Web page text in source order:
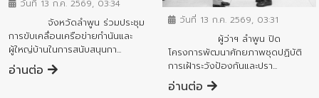
วันที่ 13 ก.ค. 2569, 03:34
จังหวัดลำพูน ร่วมประชุม
การขับเคลื่อนเครือข่ายกำนันและ
ผู้ใหญ่บ้านในการสนับสนุนกา...
อ่านต่อ
วันที่ 13 ก.ค. 2569, 03:31
ผู้ว่าฯ ลำพูน ปิด
โครงการพัฒนาศักยภาพชุดปฏิบัติ
การเฝ้าระวังป้องกันและปรา...
อ่านต่อ